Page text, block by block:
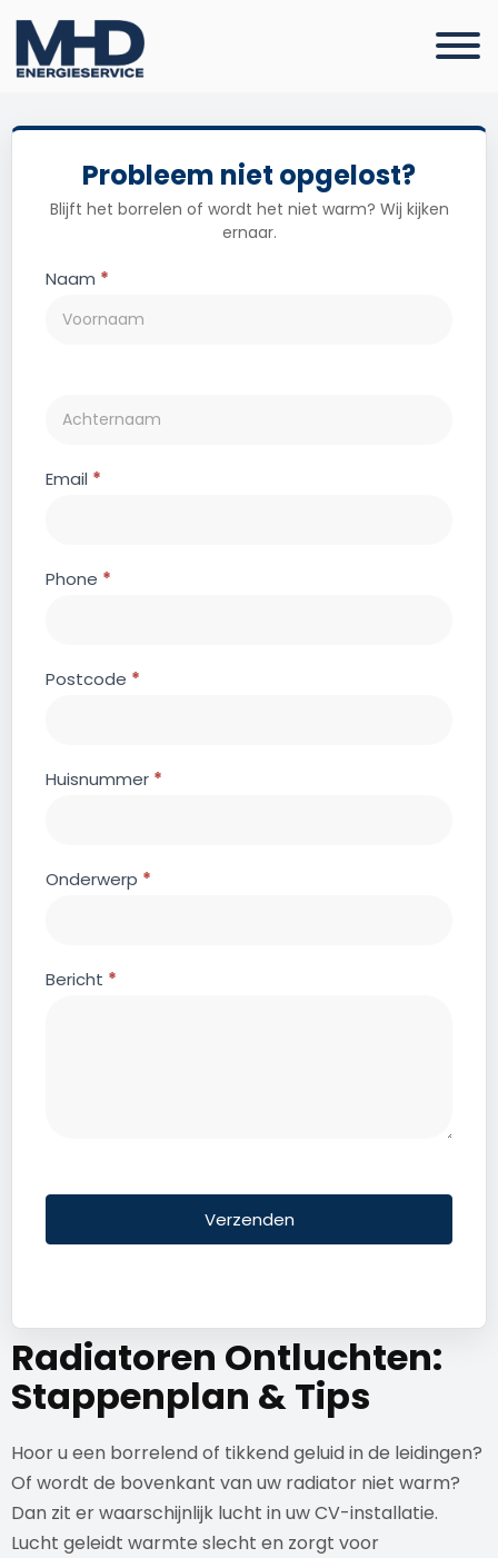
Radiatoren Ontluchten:
Stappenplan & Tips
Hoor u een borrelend of tikkend geluid in de leidingen?
Of wordt de bovenkant van uw radiator niet warm?
Dan zit er waarschijnlijk lucht in uw CV-installatie.
Lucht geleidt warmte slecht en zorgt voor
Probleem niet opgelost?
Blijft het borrelen of wordt het niet warm? Wij kijken
ernaar.
Contact
Naam *
Email *
Phone *
Postcode *
Huisnummer *
Onderwerp *
Bericht *
Verzenden